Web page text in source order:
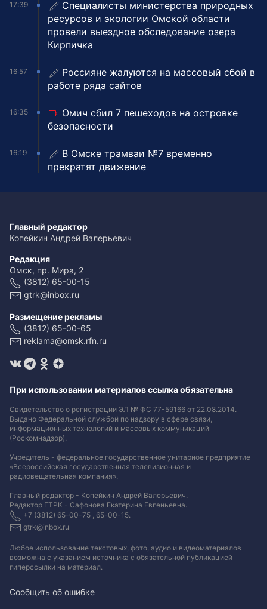
17:39
Специалисты министерства природных
ресурсов и экологии Омской области
провели выездное обследование озера
Кирпичка
16:57
Россияне жалуются на массовый сбой в
работе ряда сайтов
16:35
Омич сбил 7 пешеходов на островке
безопасности
16:19
В Омске трамваи №7 временно
прекратят движение
Главный редактор
Копейкин Андрей Валерьевич
Редакция
Омск, пр. Мира, 2
(3812) 65-00-15
gtrk@inbox.ru
Размещение рекламы
(3812) 65-00-65
reklama@omsk.rfn.ru
При использовании материалов ссылка обязательна
Свидетельство о регистрации ЭЛ № ФС 77-59166 от 22.08.2014.
Выдано Федеральной службой по надзору в сфере связи,
информационных технологий и массовых коммуникаций
(Роскомнадзор).
Учредитель - федеральное государственное унитарное предприятие
«Всероссийская государственная телевизионная и
радиовещательная компания».
Главный редактор - Копейкин Андрей Валерьевич.
Редактор ГТРК - Сафонова Екатерина Евгеньевна.
+7 (3812) 65-00-75 , 65-00-15.
gtrk@inbox.ru
Любое использование текстовых, фото, аудио и видеоматериалов
возможна с указанием источника с обязательной публикацией
гиперссылки на материал.
Сообщить об ошибке